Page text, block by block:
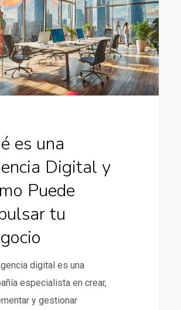
es una
Digital y
Puede
tu
digital es una
especialista en crear,
y gestionar